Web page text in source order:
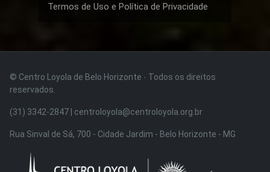
Termos de Uso e Política de Privacidade
© Centro Loyola de Belo Horizonte · Todos os direitos
reservados.
(31) 3342-2847 | centroloyola@centroloyola.org.br
Rua Sinval de Sá, 700 - Cidade Jardim - Belo Horizonte - MG